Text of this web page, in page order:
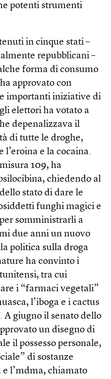
potenti strumenti
in cinque stati –
repubblicani –
forma di consumo
approvato con
importanti iniziative di
elettori ha votato a
depenalizzava il
di tutte le droghe,
l’eroina e la cocaina.
109, ha
chiedendo al
stato di dare le
funghi magici e
somministrarli a
due anni un nuovo
politica sulla droga
ha convinto i
tra cui
i “farmaci vegetali”
l’iboga e i cactus
A giugno il senato dello
un disegno di
il possesso personale,
di sostanze
e l’mdma, chiamato